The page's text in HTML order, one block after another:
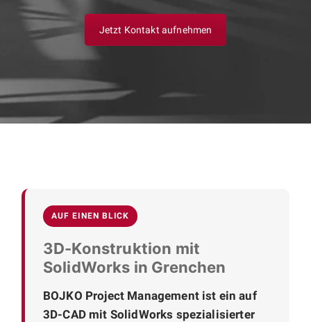
Jetzt Kontakt aufnehmen
AUF EINEN BLICK
3D-Konstruktion mit
SolidWorks in Grenchen
BOJKO Project Management ist ein auf
3D-CAD mit SolidWorks spezialisierter